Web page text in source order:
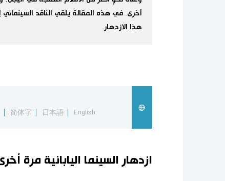
أخرى. في هذه المقالة يلقي الناقد
هذا الازدهار.
English
日本語
简体字
ازدهار السينما اليابانية مرة